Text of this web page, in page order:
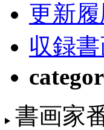
更新
収録
書画家